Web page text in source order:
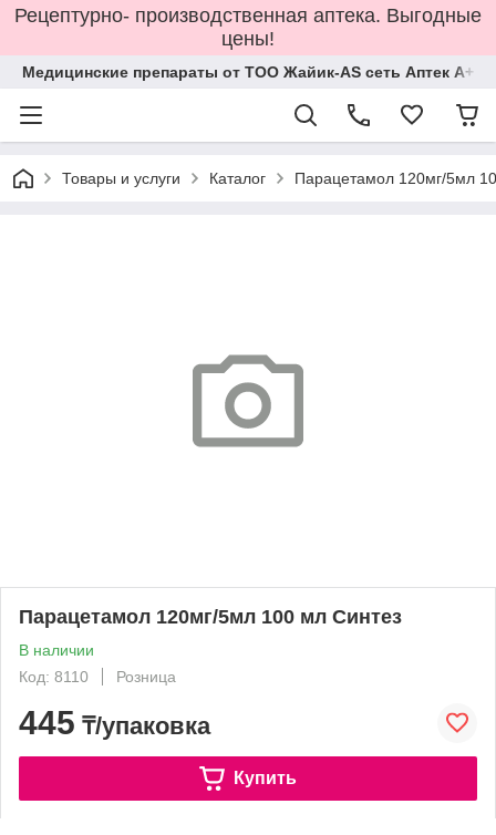
Рецептурно- производственная аптека. Выгодные
цены!
Медицинские препараты от ТОО Жайик-AS сеть Аптек А+
Товары и услуги Каталог Парацетамол 120мг/5мл
Парацетамол 120мг/5мл 100 мл Синтез
В наличии
Код: 8110
Розница
445 ₸/упаковка
Купить